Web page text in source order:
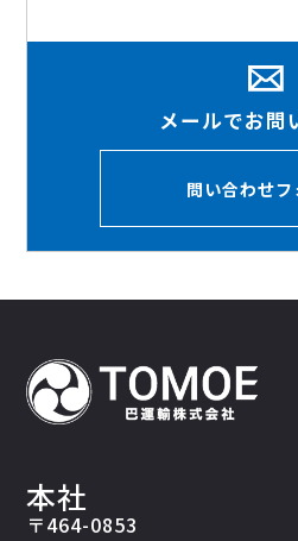
メールでお問
問い合わせフ
本社
〒464-0853